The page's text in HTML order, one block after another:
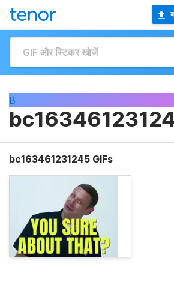
B
bc163461231245 GIFs